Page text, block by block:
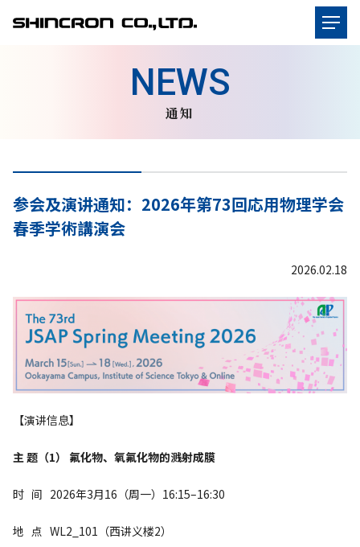
通知
参会及演讲通知：2026年第73回応用物理学会
春季学術講演会
2026.02.18
【演讲信息】
主 题（1） 氟化物、氧氟化物的溅射成膜
时 间 2026年3月16（周一）16:15–16:30
地 点 WL2_101（西讲义楼2）